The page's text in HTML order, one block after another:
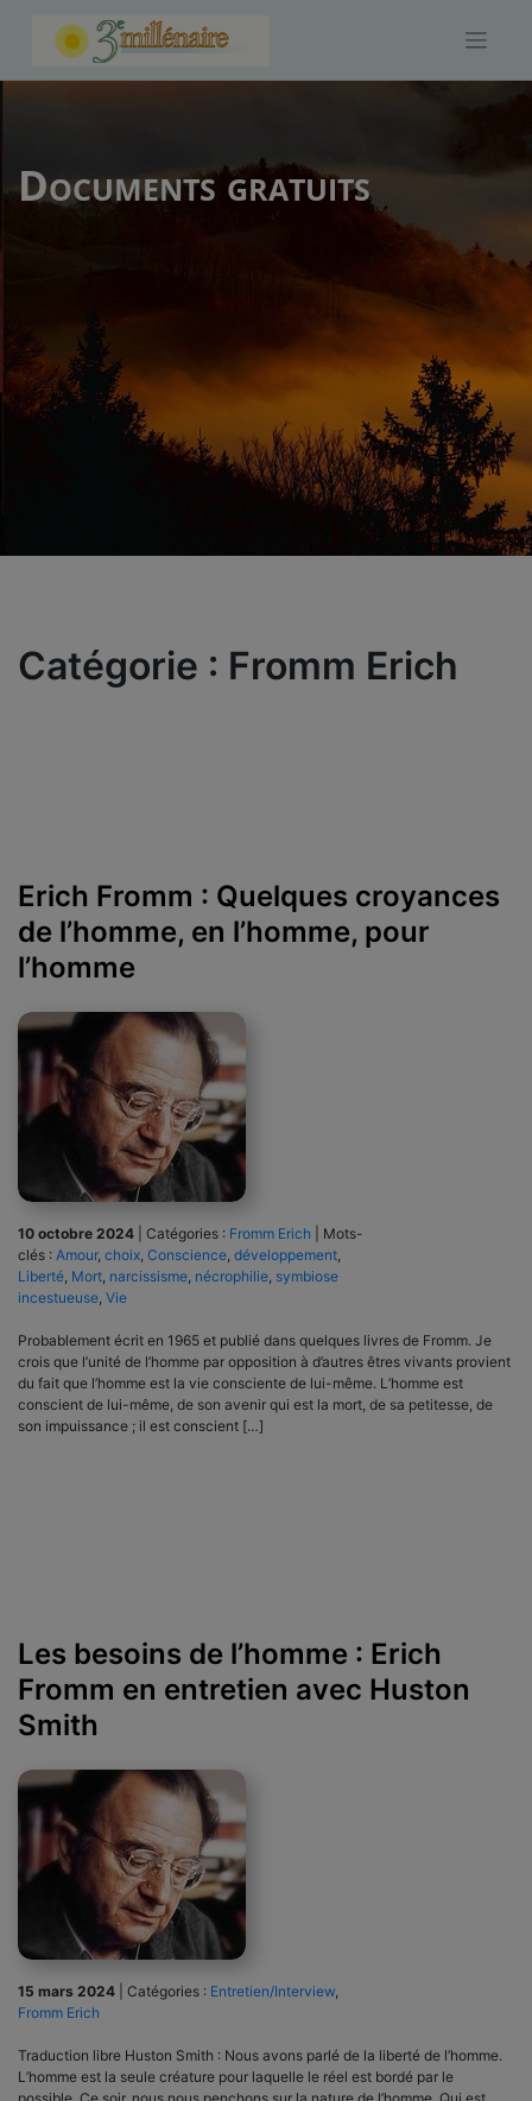
Documents gratuits
Catégorie : Fromm Erich
Erich Fromm : Quelques croyances
de l’homme, en l’homme, pour
l’homme
10 octobre 2024 Catégories : Fromm Erich
Mots-
clés : Amour, choix Conscience développement
Liberté Mort narcissisme nécrophilie symbiose
incestueuse Vie
Probablement écrit en 1965 et publié dans quelques livres de Fromm. Je
crois que l’unité de l’homme par opposition à d’autres êtres vivants provient
du fait que l’homme est la vie consciente de lui-même. L’homme est
conscient de lui-même, de son avenir qui est la mort, de sa petitesse, de
son impuissance ; il est conscient […]
Les besoins de l’homme : Erich
Fromm en entretien avec Huston
Smith
15 mars 2024 Catégories : Entretien/Interview,
Fromm Erich
Traduction libre Huston Smith : Nous avons parlé de la liberté de l’homme.
L’homme est la seule créature pour laquelle le réel est bordé par le